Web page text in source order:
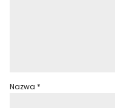
Nazwa *